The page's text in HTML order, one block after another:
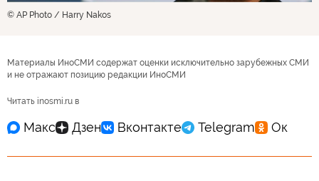
© AP Photo / Harry Nakos
Материалы ИноСМИ содержат оценки исключительно зарубежных СМИ
и не отражают позицию редакции ИноСМИ
Читать inosmi.ru в